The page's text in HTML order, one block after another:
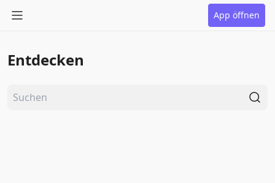
App öffnen
Entdecken